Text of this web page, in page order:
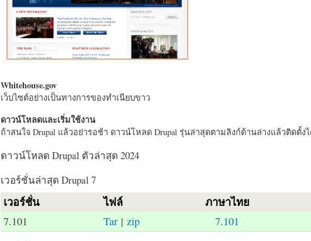
Whitehouse.gov
เว็บไซต์อย่างเป็นทางการของทำเนียบขาว
ดาวน์โหลดและเริ่มใช้งาน
ถ้าสนใจ Drupal แล้วอย่ารอช้า ดาวน์โหลด Drupal รุ่นล่าสุดตามลิงก์ด้านล่างแล้วติดตั้ง
ดาวน์โหลด Drupal ตัวล่าสุด 2024
เวอร์ชั่นล่าสุด Drupal 7
เวอร์ชั่น ไฟล์ ภาษาไทย
7.101 Tar| zip 7.101